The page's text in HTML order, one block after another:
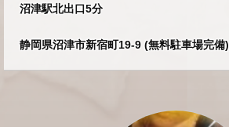
沼津駅北出口5分
静岡県沼津市新宿町19-9 (無料駐車場完備)